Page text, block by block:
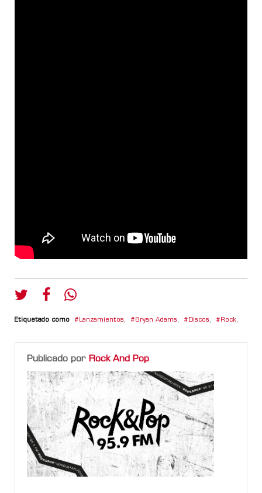
Etiquetado como Lanzamientos, Bryan Adams, Discos, Rock,
Publicado por Rock And Pop